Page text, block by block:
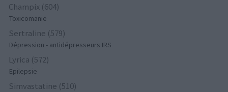
Champix (604)
Toxicomanie
Sertraline (579)
Dépression - antidépresseurs IRS
Lyrica (572)
Epilepsie
Simvastatine (510)